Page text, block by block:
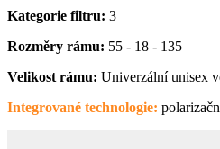
Kategorie filtru: 3
Rozměry rámu: 55 - 18 - 135
Velikost rámu: Univerzální unisex
Integrované technologie: